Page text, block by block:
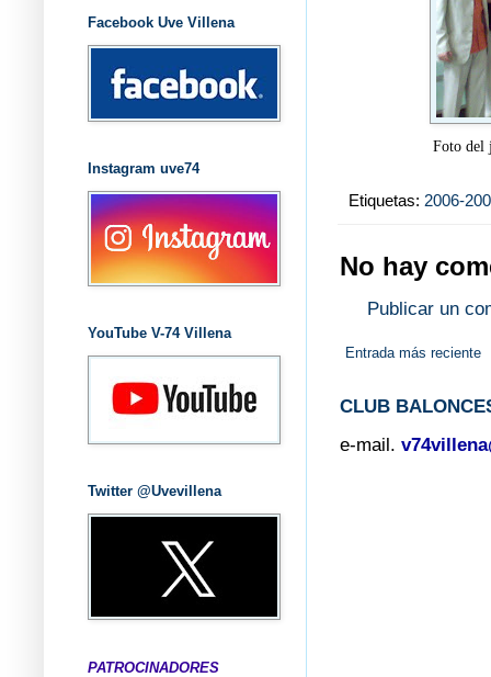
Foto del
Etiquetas: 2006-
No hay
Publicar un
Entrada más reciente
CLUB
e-mail.
Facebook Uve Villena
Instagram uve74
YouTube V-74 Villena
Twitter @Uvevillena
PATROCINADORES